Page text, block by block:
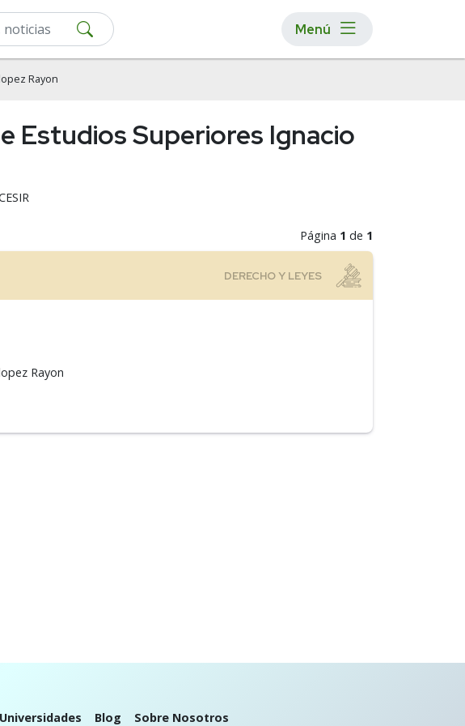
Menú
Rayon
Estudios Superiores Ignacio
Página 1 de 1
Rayon
Blog Sobre Nosotros